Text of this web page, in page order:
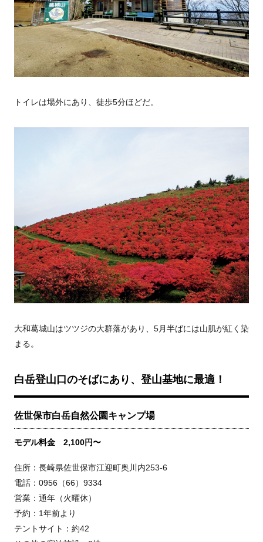
トイレは場外にあり、徒歩5分ほどだ。
大和葛城山はツツジの大群落があり、5月半ばには山肌が紅く染
まる。
白岳登山口のそばにあり、登山基地に最適！
佐世保市白岳自然公園キャンプ場
モデル料金 2,100円〜
住所：長崎県佐世保市江迎町奥川内253-6
電話：0956（66）9334
営業：通年（火曜休）
予約：1年前より
テントサイト：約42